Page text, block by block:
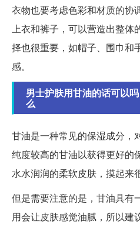
衣物也要考虑色彩和材质的协
上衣和裤子，可以营造出整体
择也很重要，如帽子、围巾和
感。
男士护肤用甘油的话可以
么
甘油是一种常见的保湿成分，
纯度较高的甘油以获得更好的
水水润润的柔软皮肤，摸起来
但是需要注意的是，甘油具有
用会让皮肤感觉油腻，所以建